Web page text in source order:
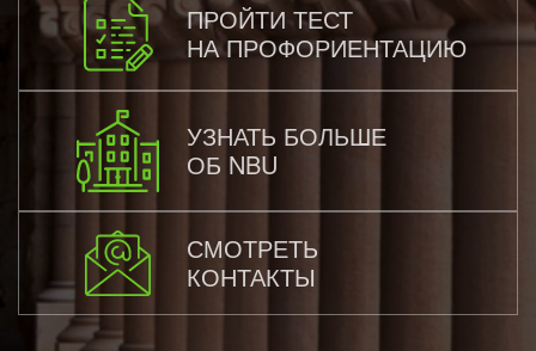
ПРОЙТИ ТЕСТ
НА ПРОФОРИЕНТАЦИЮ
УЗНАТЬ БОЛЬШЕ
ОБ NBU
СМОТРЕТЬ
КОНТАКТЫ